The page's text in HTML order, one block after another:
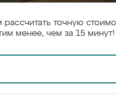
точную
менее, чем за 15 минут!